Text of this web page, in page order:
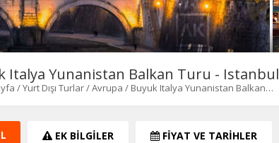
Italya Yunanistan Balkan Turu - Istanbul
/Yurt Dışı Turlar/Avrupa / Buyuk Italya Yunanistan Balkan…
EK BİLGİLER FİYAT VE TARİHLER